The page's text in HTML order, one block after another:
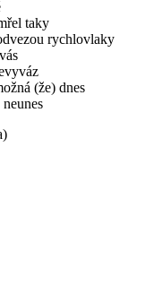
taky
rychlovlaky
(že) dnes